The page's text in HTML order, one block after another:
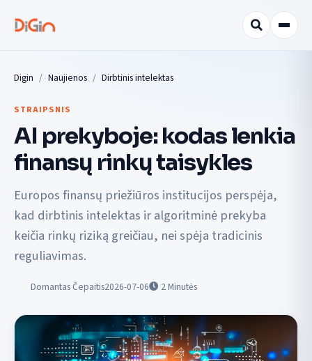
Digin Naujienos Dirbtinis intelektas
STRAIPSNIS
AI prekyboje: kodas lenkia
finansų rinkų taisykles
Europos finansų priežiūros institucijos perspėja,
kad dirbtinis intelektas ir algoritminė prekyba
keičia rinkų riziką greičiau, nei spėja tradicinis
reguliavimas.
Domantas Čepaitis2026-07-06 2Minutės